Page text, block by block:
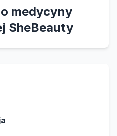
medycyny
SheBeauty